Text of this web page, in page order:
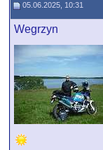
05.06.2025, 10:31
Wegrzyn